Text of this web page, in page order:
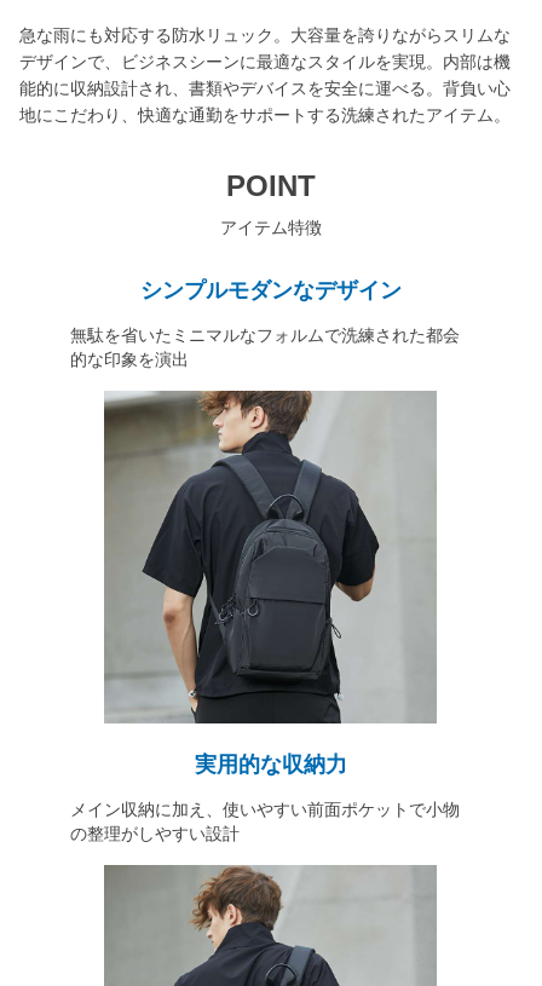
急な雨にも対応する防水リュック。大容量を誇りながらスリムな
デザインで、ビジネスシーンに最適なスタイルを実現。内部は機
能的に収納設計され、書類やデバイスを安全に運べる。背負い心
地にこだわり、快適な通勤をサポートする洗練されたアイテム。
POINT
アイテム特徴
シンプルモダンなデザイン
無駄を省いたミニマルなフォルムで洗練された都会
的な印象を演出
実用的な収納力
メイン収納に加え、使いやすい前面ポケットで小物
の整理がしやすい設計